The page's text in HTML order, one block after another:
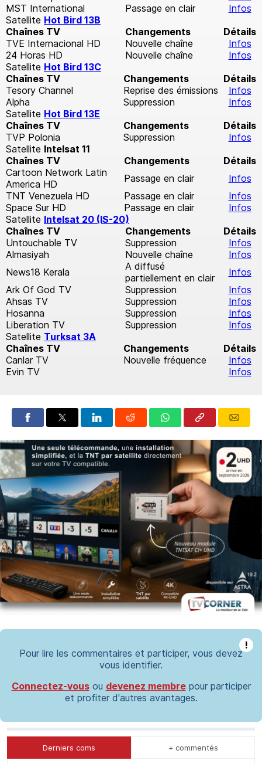
MST International
Passage en clair
Infos
Satellite Hot Bird 13B
Chaînes TV
Changements
Détails
TVE Internacional HD
Nouvelle chaîne
Infos
24 Horas HD
Nouvelle chaîne
Infos
Satellite Hot Bird 13C
Chaînes TV
Changements
Détails
Tesory Channel
Reprise des émissions
Infos
Alpha
Suppression
Infos
Satellite Hot Bird 13E
Chaînes TV
Changements
Détails
TVP Polonia
Suppression
Infos
Satellite Intelsat 11
Chaînes TV
Changements
Détails
Cartoon Network Latin
America HD
Passage en clair
Infos
TNT Venezuela HD
Passage en clair
Infos
Space Sur HD
Passage en clair
Infos
Satellite Intelsat 20 (IS-20)
Chaînes TV
Changements
Détails
Untouchable TV
Suppression
Infos
Almasiyah
Nouvelle chaîne
Infos
News18 Kerala
A diffusé
partiellement en clair
Infos
Ark Of God TV
Suppression
Infos
Ahsas TV
Suppression
Infos
Hosanna
Suppression
Infos
Liberation TV
Suppression
Infos
Satellite Turksat 3A
Chaînes TV
Changements
Détails
Canlar TV
Nouvelle fréquence
Infos
Evin TV
Infos
!
Pour lire les commentaires et participer, vous devez
vous identifier.
Connectez-vousou devenez membrepour participer
et profiter d'autres avantages.
Derniers coms + commentés